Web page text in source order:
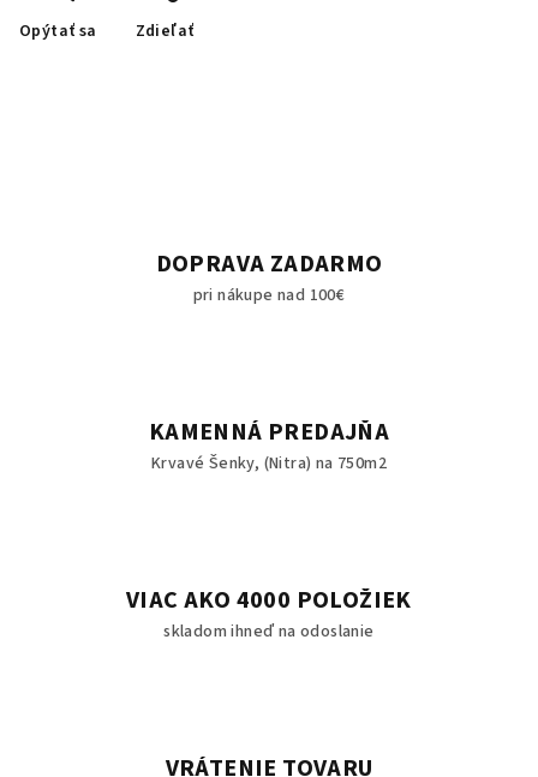
Opýtať sa Zdieľať
DOPRAVA ZADARMO
pri nákupe nad 100€
KAMENNÁ PREDAJŇA
Krvavé Šenky, (Nitra) na 750m2
VIAC AKO 4000 POLOŽIEK
skladom ihneď na odoslanie
VRÁTENIE TOVARU